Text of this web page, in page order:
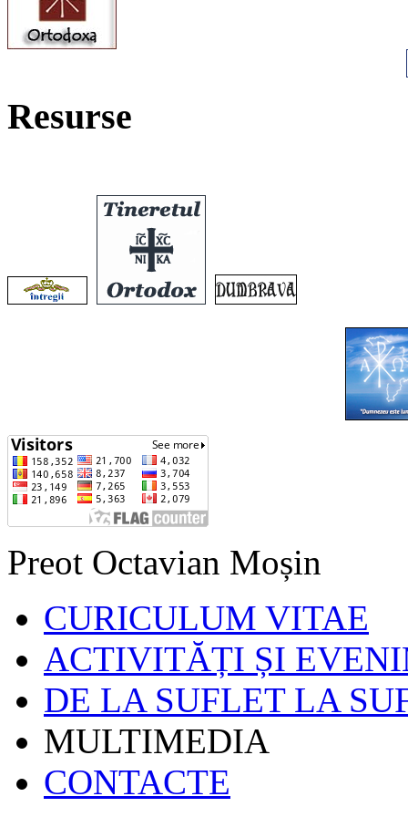
Resurse
Preot Octavian Moșin
CURICULUM VITAE
ACTIVITĂȚI ȘI
DE LA SUFLET LA
MULTIMEDIA
CONTACTE